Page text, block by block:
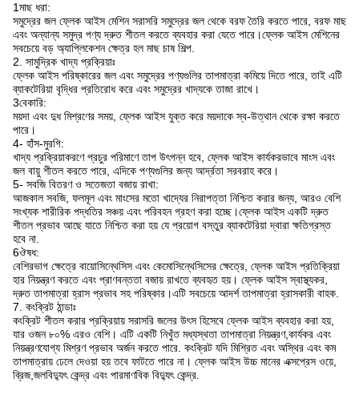
1মাছ ধরা:
সমুদ্রের জল ফ্লেক আইস মেশিন সরাসরি সমুদ্রের জল থেকে বরফ তৈরি করতে পারে, বরফ মাছ
এবং অন্যান্য সমুদ্র পণ্য দ্রুত শীতল করতে ব্যবহার করা যেতে পারে।ফ্লেক আইস মেশিনের
সবচেয়ে বড় অ্যাপ্লিকেশন ক্ষেত্র হল মাছ চাষ শিল্প.
2. সামুদ্রিক খাদ্য প্রক্রিয়াঃ
ফ্লেক আইস পরিষ্কারের জল এবং সমুদ্রের পণ্যগুলির তাপমাত্রা কমিয়ে দিতে পারে, তাই এটি
ব্যাকটেরিয়া বৃদ্ধির প্রতিরোধ করে এবং সমুদ্রের খাদ্যকে তাজা রাখে।
3বেকারি:
ময়দা এবং দুধ মিশ্রণের সময়, ফ্লেক আইস যুক্ত করে ময়দাকে স্ব-উত্থান থেকে রক্ষা করতে
পারে।
4- হাঁস-মুরগি:
খাদ্য প্রক্রিয়াকরণে প্রচুর পরিমাণে তাপ উৎপন্ন হবে, ফ্লেক আইস কার্যকরভাবে মাংস এবং
জল বায়ু শীতল করতে পারে, এদিকে পণ্যগুলির জন্য আর্দ্রতা সরবরাহ করে।
5- সবজি বিতরণ ও সতেজতা বজায় রাখা:
আজকাল সবজি, ফলমূল এবং মাংসের মতো খাদ্যের নিরাপত্তা নিশ্চিত করার জন্য, আরও বেশি
সংখ্যক শারীরিক পদ্ধতির সঞ্চয় এবং পরিবহন গ্রহণ করা হচ্ছে।ফ্লেক আইস একটি দ্রুত
শীতল প্রভাব আছে যাতে নিশ্চিত করা হয় যে প্রয়োগ বস্তুর ব্যাকটেরিয়া দ্বারা ক্ষতিগ্রস্ত
হবে না.
6ঔষধ:
বেশিরভাগ ক্ষেত্রে বায়োসিন্থেসিস এবং কেমোসিন্থেসিসের ক্ষেত্রে, ফ্লেক আইস প্রতিক্রিয়া
হার নিয়ন্ত্রণ করতে এবং প্রাণবন্ততা বজায় রাখতে ব্যবহৃত হয়। ফ্লেক আইস স্বাস্থ্যকর,
দ্রুত তাপমাত্রা হ্রাস প্রভাব সহ পরিষ্কার।এটি সবচেয়ে আদর্শ তাপমাত্রা হ্রাসকারী বাহক.
7. কংক্রিট ঠান্ডাঃ
কংক্রিট শীতল করার প্রক্রিয়ায় সরাসরি জলের উৎস হিসেবে ফ্লেক আইস ব্যবহার করা হয়,
যার ওজন ৮০% এরও বেশি। এটি একটি নিখুঁত মধ্যস্থতা তাপমাত্রা নিয়ন্ত্রণ,কার্যকর এবং
নিয়ন্ত্রণযোগ্য মিশ্রণ প্রভাব অর্জন করতে পারে. কংক্রিট যদি মিশ্রিত এবং অস্থির এবং কম
তাপমাত্রায় ঢেলে দেওয়া হয় তবে ফাটতে পারে না। ফ্লেক আইস উচ্চ মানের এক্সপ্রেস ওয়ে,
ব্রিজ,জলবিদ্যুৎ কেন্দ্র এবং পারমাণবিক বিদ্যুৎ কেন্দ্র.